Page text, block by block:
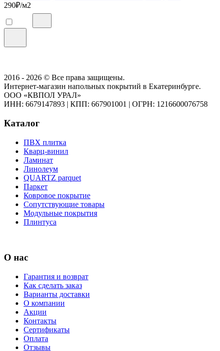
290₽/м2
2016 - 2026 © Все права защищены.
Интернет-магазин напольных покрытий в Екатеринбурге.
ООО «КВПОЛ УРАЛ»
ИНН: 6679147893 | КПП: 667901001 | ОГРН: 1216600076758
Каталог
ПВХ плитка
Кварц-винил
Ламинат
Линолеум
QUARTZ parquet
Паркет
Ковровое покрытие
Сопутствующие товары
Модульные покрытия
Плинтуса
О нас
Гарантия и возврат
Как сделать заказ
Варианты доставки
О компании
Акции
Контакты
Сертификаты
Оплата
Отзывы